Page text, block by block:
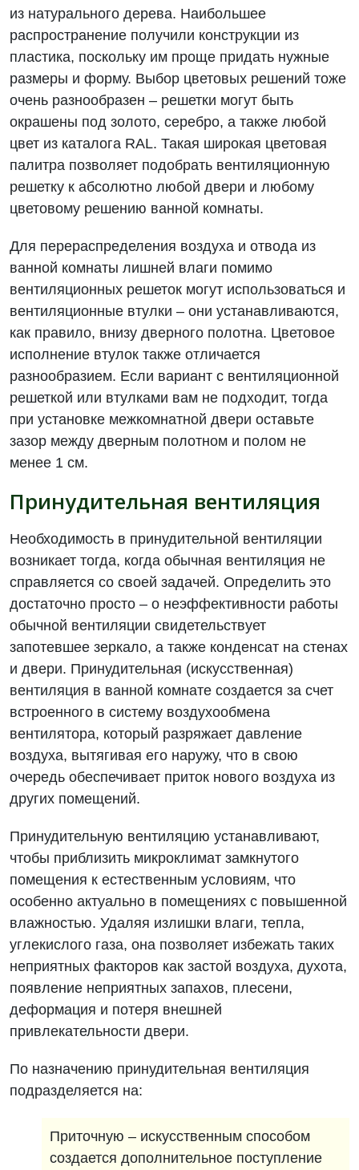
из натурального дерева. Наибольшее
распространение получили конструкции из
пластика, поскольку им проще придать нужные
размеры и форму. Выбор цветовых решений тоже
очень разнообразен – решетки могут быть
окрашены под золото, серебро, а также любой
цвет из каталога RAL. Такая широкая цветовая
палитра позволяет подобрать вентиляционную
решетку к абсолютно любой двери и любому
цветовому решению ванной комнаты.
Для перераспределения воздуха и отвода из
ванной комнаты лишней влаги помимо
вентиляционных решеток могут использоваться и
вентиляционные втулки – они устанавливаются,
как правило, внизу дверного полотна. Цветовое
исполнение втулок также отличается
разнообразием. Если вариант с вентиляционной
решеткой или втулками вам не подходит, тогда
при установке межкомнатной двери оставьте
зазор между дверным полотном и полом не
менее 1 см.
Принудительная вентиляция
Необходимость в принудительной вентиляции
возникает тогда, когда обычная вентиляция не
справляется со своей задачей. Определить это
достаточно просто – о неэффективности работы
обычной вентиляции свидетельствует
запотевшее зеркало, а также конденсат на стенах
и двери. Принудительная (искусственная)
вентиляция в ванной комнате создается за счет
встроенного в систему воздухообмена
вентилятора, который разряжает давление
воздуха, вытягивая его наружу, что в свою
очередь обеспечивает приток нового воздуха из
других помещений.
Принудительную вентиляцию устанавливают,
чтобы приблизить микроклимат замкнутого
помещения к естественным условиям, что
особенно актуально в помещениях с повышенной
влажностью. Удаляя излишки влаги, тепла,
углекислого газа, она позволяет избежать таких
неприятных факторов как застой воздуха, духота,
появление неприятных запахов, плесени,
деформация и потеря внешней
привлекательности двери.
По назначению принудительная вентиляция
подразделяется на:
Приточную – искусственным способом
создается дополнительное поступление